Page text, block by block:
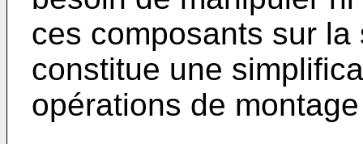
ces composants sur
constitue une
opérations de